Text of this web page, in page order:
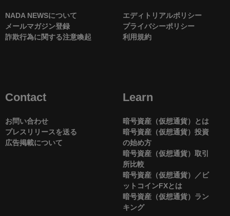
NADA NEWSについて
メールマガジン登録
詐欺行為に関する注意喚起
エディトリアルポリシー
プライバシーポリシー
利用規約
Contact
お問い合わせ
プレスリリースを送る
広告掲載について
Learn
暗号資産（仮想通貨）とは
暗号資産（仮想通貨）投資
の始め方
暗号資産（仮想通貨）取引
所比較
暗号資産（仮想通貨）／ビ
ットコインFXとは
暗号資産（仮想通貨）ラン
キング